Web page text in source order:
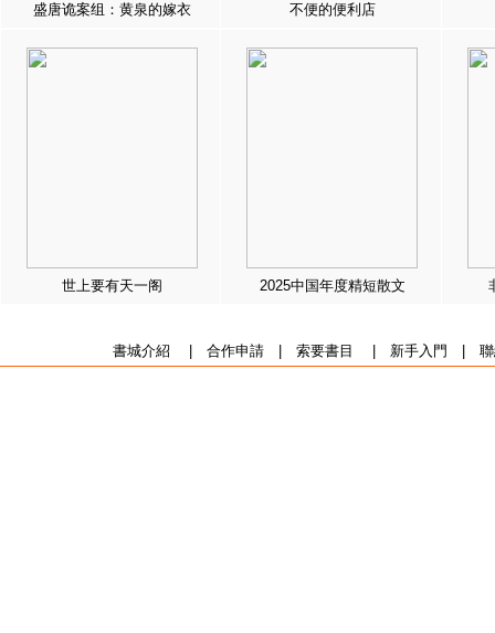
盛唐诡案组：黄泉的嫁衣 不便的便利店
世上要有天一阁 2025中国年度精短散文
書城介紹 合作申請| 索要書目 新手入門